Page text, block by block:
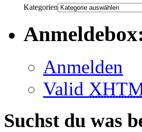
Kategorien
Anmelden
Valid
Suchst du was